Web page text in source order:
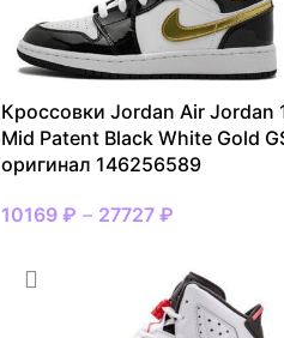
Кроссовки Jordan Air Jordan
Mid Patent Black White Gold
оригинал 146256589
10169₽ – 27727₽